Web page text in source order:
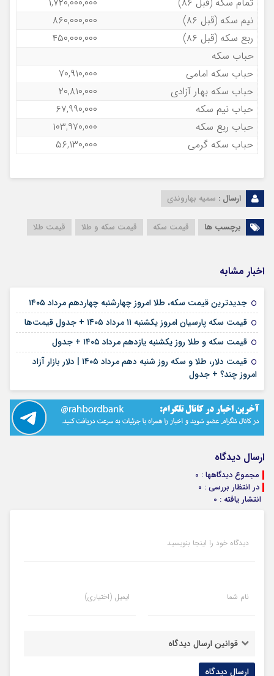
نیم سکه (قبل ۸۶)
۸۶۰,۰۰۰,۰۰۰
ربع سکه (قبل ۸۶)
۴۵۰,۰۰۰,۰۰۰
حباب سکه
حباب سکه امامی
۷۰,۹۱۰,۰۰۰
حباب سکه بهار آزادی
۲۰,۸۱۰,۰۰۰
حباب نیم سکه
۶۷,۹۹۰,۰۰۰
حباب ربع سکه
۱۰۳,۹۷۰,۰۰۰
حباب سکه گرمی
۵۶,۱۳۰,۰۰۰
ارسال : سمیه بهاروندی
برچسب ها قیمت سکه قیمت سکه و طلا قیمت طلا
اخبار مشابه
جدیدترین قیمت سکه، طلا امروز چهارشنبه چهاردهم مرداد ۱۴۰۵
قیمت سکه پارسیان امروز یکشنبه ۱۱ مرداد ۱۴۰۵ + جدول قیمت‌ها
قیمت سکه و طلا روز یکشنبه یازدهم مرداد ۱۴۰۵ + جدول
قیمت دلار، طلا و سکه روز شنبه دهم مرداد ۱۴۰۵ | دلار بازار آزاد
امروز چند؟ + جدول
ارسال دیدگاه
مجموع دیدگاهها : 0
در انتظار بررسی : 0
انتشار یافته : 0
دیدگاه خود را اینجا بنویسید
نام شما ایمیل (اختیاری)
قوانین ارسال دیدگاه